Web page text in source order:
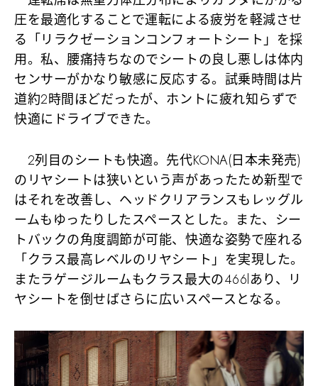
圧を最適化することで運転による疲労を軽減させ
る「リラクゼーションコンフォートシート」を採
用。私、腰痛持ちなのでシートの良し悪しは体内
センサーがかなり敏感に反応する。試乗時間は片
道約2時間ほどだったが、ホントに疲れ知らずで
快適にドライブできた。
2列目のシートも快適。先代KONA(日本未発売)
のリヤシートは狭いという声があったため新型で
はそれを改善し、ヘッドクリアランスもレッグル
ームもゆったりしたスペースとした。また、シー
トバックの角度調節が可能、快適な姿勢で座れる
「クラス最高レベルのリヤシート」を実現した。
またラゲージルームもクラス最大の466lあり、リ
ヤシートを倒せばさらに広いスペースとなる。